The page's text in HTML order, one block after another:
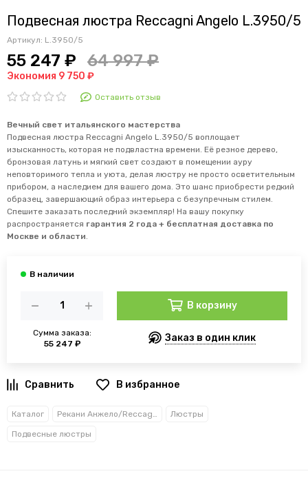
Подвесная люстра Reccagni Angelo L.3950/5
Артикул: L.3950/5
55 247 ₽ 64 997 ₽
Экономия 9 750 ₽
Оставить отзыв
Вечный свет итальянского мастерства
Подвесная люстра Reccagni Angelo L.3950/5 воплощает
изысканность, которая не подвластна времени. Её резное дерево,
бронзовая латунь и мягкий свет создают в помещении ауру
неповторимого тепла и уюта, делая люстру не просто осветительным
прибором, а наследием для вашего дома. Это шанс приобрести редкий
образец, завершающий образ интерьера с безупречным стилем.
Спешите заказать последний экземпляр! На вашу покупку
распространяется гарантия 2 года + бесплатная доставка по
Москве и области.
Сумма заказа:
55 247 ₽
В корзину
Заказ в один клик
В избранное
Каталог Рекани Анжело/Reccagni Angelo Люстры
Подвесные люстры